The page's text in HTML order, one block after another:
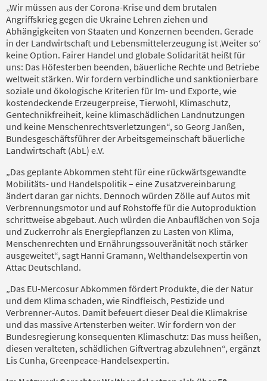
„Wir müssen aus der Corona-Krise und dem brutalen
Angriffskrieg gegen die Ukraine Lehren ziehen und
Abhängigkeiten von Staaten und Konzernen beenden. Gerade
in der Landwirtschaft und Lebensmittelerzeugung ist ‚Weiter so‘
keine Option. Fairer Handel und globale Solidarität heißt für
uns: Das Höfesterben beenden, bäuerliche Rechte und Betriebe
weltweit stärken. Wir fordern verbindliche und sanktionierbare
soziale und ökologische Kriterien für Im- und Exporte, wie
kostendeckende Erzeugerpreise, Tierwohl, Klimaschutz,
Gentechnikfreiheit, keine klimaschädlichen Landnutzungen
und keine Menschenrechtsverletzungen“, so Georg Janßen,
Bundesgeschäftsführer der Arbeitsgemeinschaft bäuerliche
Landwirtschaft (AbL) e.V.
„Das geplante Abkommen steht für eine rückwärtsgewandte
Mobilitäts- und Handelspolitik – eine Zusatzvereinbarung
ändert daran gar nichts. Dennoch würden Zölle auf Autos mit
Verbrennungsmotor und auf Rohstoffe für die Autoproduktion
schrittweise abgebaut. Auch würden die Anbauflächen von Soja
und Zuckerrohr als Energiepflanzen zu Lasten von Klima,
Menschenrechten und Ernährungssouveränität noch stärker
ausgeweitet“, sagt Hanni Gramann, Welthandelsexpertin von
Attac Deutschland.
„Das EU-Mercosur Abkommen fördert Produkte, die der Natur
und dem Klima schaden, wie Rindfleisch, Pestizide und
Verbrenner-Autos. Damit befeuert dieser Deal die Klimakrise
und das massive Artensterben weiter. Wir fordern von der
Bundesregierung konsequenten Klimaschutz: Das muss heißen,
diesen veralteten, schädlichen Giftvertrag abzulehnen“, ergänzt
Lis Cunha, Greenpeace-Handelsexpertin.